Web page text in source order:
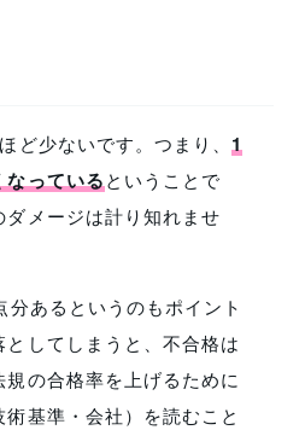
ど少ないです。つまり、 1
なっているということで
メージは計り知れませ
分あるというのもポイント
してしまうと、不合格は
の合格率を上げるために
基準・会社）を読むこと